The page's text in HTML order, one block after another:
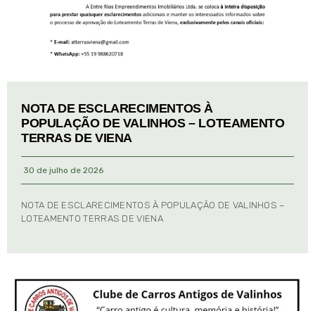
NOTA DE ESCLARECIMENTOS À
POPULAÇÃO DE VALINHOS – LOTEAMENTO
TERRAS DE VIENA
30 de julho de 2026
NOTA DE ESCLARECIMENTOS À POPULAÇÃO DE VALINHOS –
LOTEAMENTO TERRAS DE VIENA